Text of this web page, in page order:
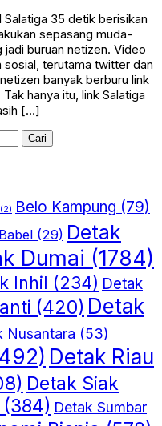
35 detik berisikan
sepasang muda-
buruan netizen. Video
sosial, terutama twitter dan
banyak berburu link
hanya itu, link Salatiga
[…]
(2) Belo Kampung (79)
(29) Detak
Dumai (1784)
Inhil (234) Detak
(420) Detak
Nusantara (53)
Detak Riau
Detak Siak
(384) Detak Sumbar